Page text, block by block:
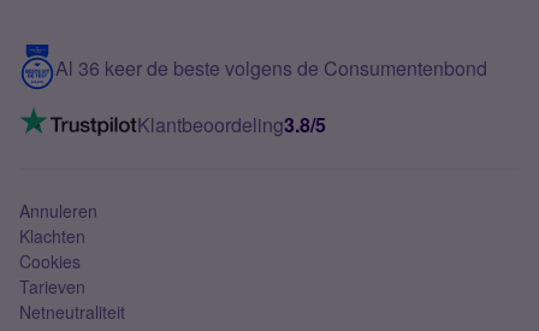
5G internet
Mobiel internet
Mobiel abonnement
Contact
VoLTE 4G bellen
Al 36 keer de beste volgens de Consumentenbond
Klantbeoordeling3.8/5
Annuleren
Klachten
Cookies
Tarieven
Netneutraliteit